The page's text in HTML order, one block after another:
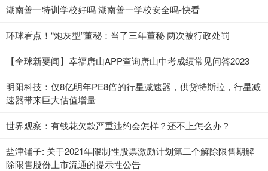
湖南善一特训学校好吗 湖南善一学校安全吗-快看
环球看点！“炮灰型”董秘：当了三年董秘 两次被行政处罚
【全球新要闻】幸福唐山APP查询唐山中考成绩常见问答2023
明阳科技：仅8亿明年PE8倍的行星减速器，供货特斯拉，行星减
速器带来巨大估值增量
世界观察：有钱花欠款严重违约会怎样？还不上怎么办？
盐津铺子: 关于2021年限制性股票激励计划第二个解除限售期解
除限售股份上市流通的提示性公告